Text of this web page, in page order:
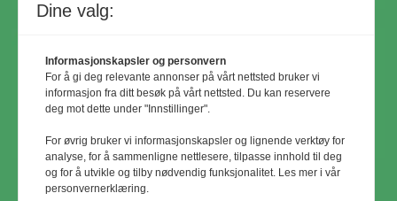
Dine valg:
Informasjonskapsler og personvern
For å gi deg relevante annonser på vårt nettsted bruker vi
informasjon fra ditt besøk på vårt nettsted. Du kan reservere
deg mot dette under "Innstillinger".
For øvrig bruker vi informasjonskapsler og lignende verktøy for
analyse, for å sammenligne nettlesere, tilpasse innhold til deg
og for å utvikle og tilby nødvendig funksjonalitet. Les mer i vår
personvernerklæring.